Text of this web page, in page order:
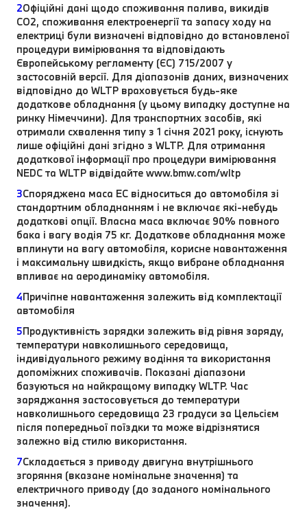
2Офіційні дані щодо споживання палива, викидів
CO2, споживання електроенергії та запасу ходу на
електриці були визначені відповідно до встановленої
процедури вимірювання та відповідають
Європейському регламенту (ЄС) 715/2007 у
застосовній версії. Для діапазонів даних, визначених
відповідно до WLTP враховується будь-яке
додаткове обладнання (у цьому випадку доступне на
ринку Німеччини). Для транспортних засобів, які
отримали схвалення типу з 1 січня 2021 року, існують
лише офіційні дані згідно з WLTP. Для отримання
додаткової інформації про процедури вимірювання
NEDC та WLTP відвідайте www.bmw.com/wltp
3Споряджена маса EC відноситься до автомобіля зі
стандартним обладнанням і не включає які-небудь
додаткові опції. Власна маса включає 90% повного
бака і вагу водія 75 кг. Додаткове обладнання може
вплинути на вагу автомобіля, корисне навантаження
і максимальну швидкість, якщо вибране обладнання
впливає на аеродинаміку автомобіля.
4Причіпне навантаження залежить від комплектації
автомобіля
5Продуктивність зарядки залежить від рівня заряду,
температури навколишнього середовища,
індивідуального режиму водіння та використання
допоміжних споживачів. Показані діапазони
базуються на найкращому випадку WLTP. Час
заряджання застосовується до температури
навколишнього середовища 23 градуси за Цельсієм
після попередньої поїздки та може відрізнятися
залежно від стилю використання.
7Складається з приводу двигуна внутрішнього
згоряння (вказане номінальне значення) та
електричного приводу (до заданого номінального
значення).